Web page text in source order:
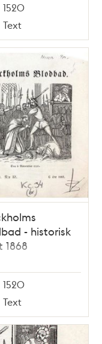
1520
Text
- historisk
1868
1520
Text